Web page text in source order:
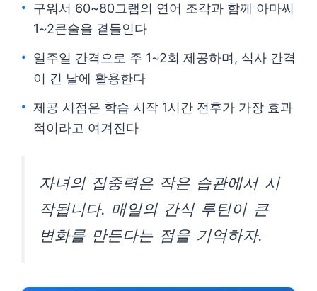
구워서 60~80그램의 연어 조각과 함께 아마씨
1~2큰술을 곁들인다
일주일 간격으로 주 1~2회 제공하며, 식사 간격
이 긴 날에 활용한다
제공 시점은 학습 시작 1시간 전후가 가장 효과
적이라고 여겨진다
자녀의 집중력은 작은 습관에서 시
작됩니다. 매일의 간식 루틴이 큰
변화를 만든다는 점을 기억하자.